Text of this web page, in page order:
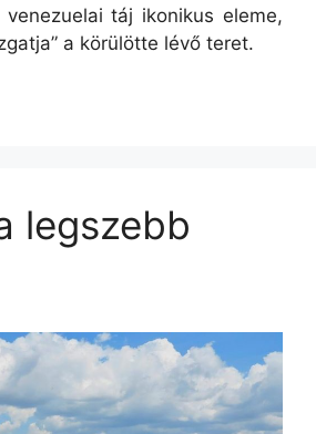
táj ikonikus eleme,
a körülötte lévő teret.
legszebb